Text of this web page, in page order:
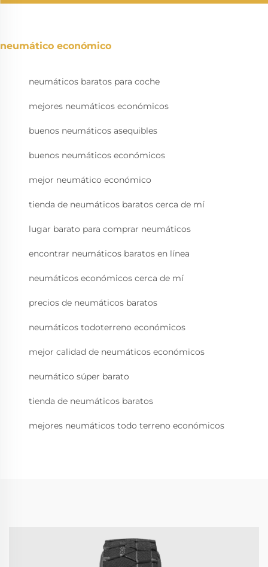
neumático económico
neumáticos baratos para coche
mejores neumáticos económicos
buenos neumáticos asequibles
buenos neumáticos económicos
mejor neumático económico
tienda de neumáticos baratos cerca de mí
lugar barato para comprar neumáticos
encontrar neumáticos baratos en línea
neumáticos económicos cerca de mí
precios de neumáticos baratos
neumáticos todoterreno económicos
mejor calidad de neumáticos económicos
neumático súper barato
tienda de neumáticos baratos
mejores neumáticos todo terreno económicos